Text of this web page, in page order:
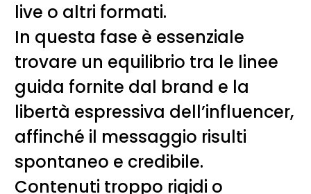
live o altri formati.
In questa fase è essenziale
trovare un equilibrio tra le linee
guida fornite dal brand e la
libertà espressiva dell’influencer,
affinché il messaggio risulti
spontaneo e credibile.
Contenuti troppo rigidi o